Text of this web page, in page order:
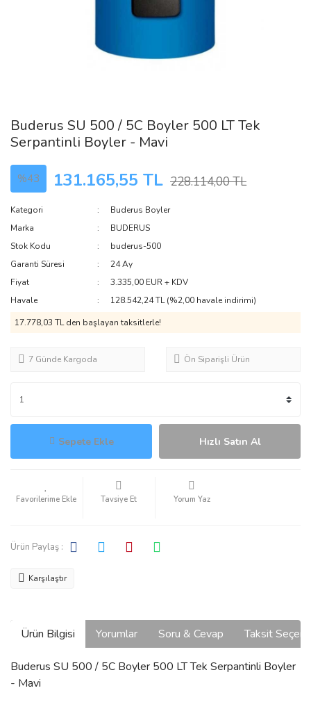
Buderus SU 500 / 5C Boyler 500 LT Tek
Serpantinli Boyler - Mavi
%43 131.165,55 TL 228.114,00 TL
Kategori
Buderus Boyler
Marka
BUDERUS
Stok Kodu
buderus-500
Garanti Süresi
24 Ay
Fiyat
3.335,00 EUR + KDV
Havale
128.542,24 TL (%2,00 havale indirimi)
17.778,03 TL den başlayan taksitlerle!
7 Günde Kargoda Ön Siparişli Ürün
Sepete Ekle Hızlı Satın Al
Tavsiye Et Yorum Yaz
Ürün Paylaş :
Karşılaştır
Ürün Bilgisi Yorumlar Soru & Cevap Taksit
Buderus SU 500 / 5C Boyler 500 LT Tek Serpantinli Boyler
- Mavi